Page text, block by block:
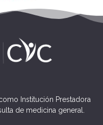
Institución Prestadora
de medicina general.